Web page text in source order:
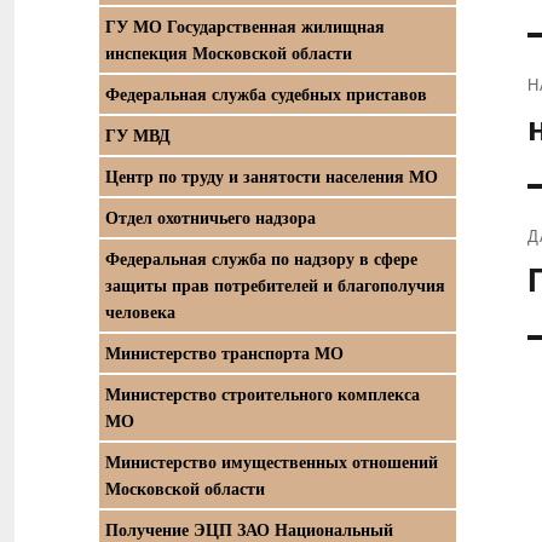
ГУ МО Государственная жилищная
инспекция Московской области
Федеральная служба судебных приставов
ГУ МВД
Центр по труду и занятости населения МО
Отдел охотничьего надзора
Федеральная служба по надзору в сфере
защиты прав потребителей и благополучия
человека
Министерство транспорта МО
Министерство строительного комплекса
МО
Министерство имущественных отношений
Московской области
Получение ЭЦП ЗАО Национальный